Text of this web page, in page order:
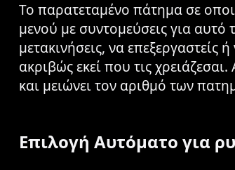
Το παρατεταμένο πάτημα σε
μενού με συντομεύσεις για αυτό
μετακινήσεις, να επεξεργαστείς
ακριβώς εκεί που τις
και μειώνει τον αριθμό των
Επιλογή Αυτόματο για